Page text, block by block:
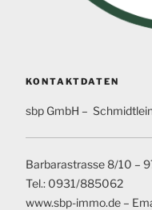
KONTAKTDATEN
sbp GmbH –
Barbarastrasse 8/10 –
Tel.: 0931/885062
www.sbp-immo.de –